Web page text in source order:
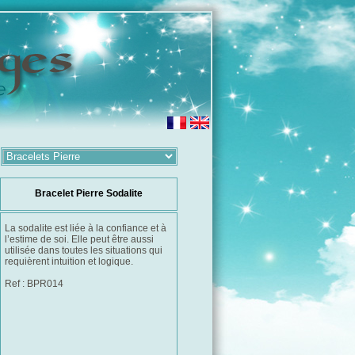
Bracelet Pierre Sodalite
La sodalite est liée à la confiance et à
l’estime de soi. Elle peut être aussi
utilisée dans toutes les situations qui
requièrent intuition et logique.
Ref : BPR014